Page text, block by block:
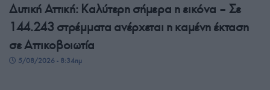
Δυτική Αττική: Καλύτερη σήμερα η εικόνα – Σε
144.243 στρέμματα ανέρχεται η καμένη έκταση
σε Αττικοβοιωτία
5/08/2026 - 8:34πμ